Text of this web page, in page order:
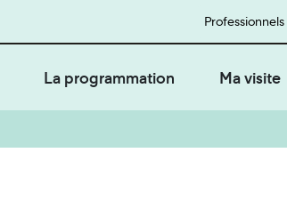
Professionnels
La programmation Ma visite